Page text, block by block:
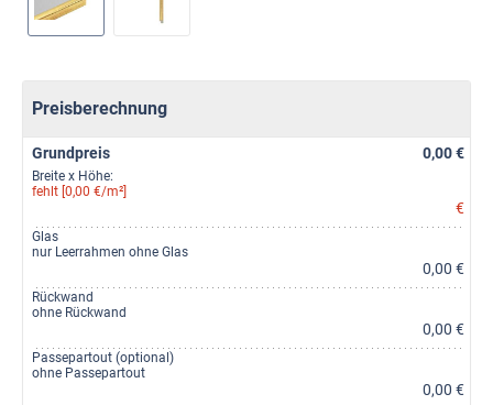
Preisberechnung
Grundpreis 0,00 €
Breite x Höhe:
fehlt [0,00 €/m²]
€
Glas
nur Leerrahmen ohne Glas
0,00 €
Rückwand
ohne Rückwand
0,00 €
Passepartout (optional)
ohne Passepartout
0,00 €